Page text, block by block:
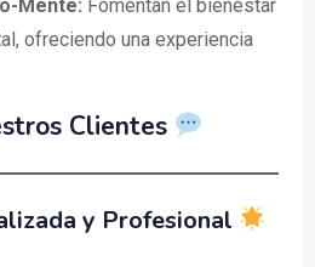
Mente: Fomentan el bienestar
ofreciendo una experiencia
Clientes
y Profesional